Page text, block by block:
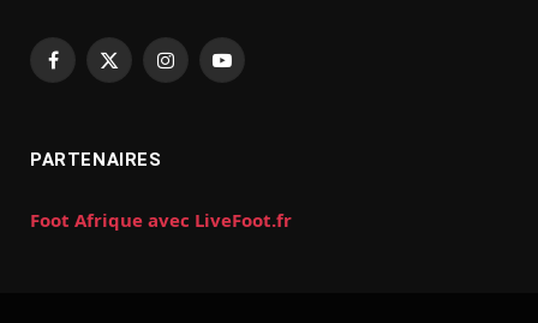
Facebook
X
InstagramYouTube
PARTENAIRES
Foot Afrique avec LiveFoot.fr